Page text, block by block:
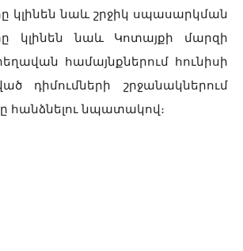
կլինեն նաև շրջիկ սպասարկման
կլինեն նաև Կոտայքի մարզի
համայնքներում հունիսի
դիմումների շրջանակներում
նպատակով։